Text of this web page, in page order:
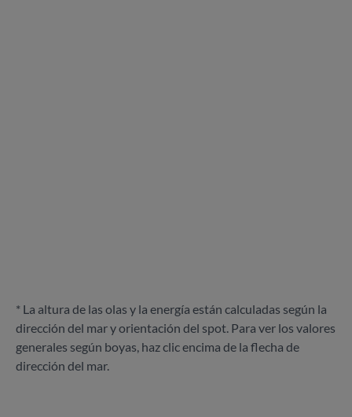
* La altura de las olas y la energía están calculadas según la
dirección del mar y orientación del spot. Para ver los valores
generales según boyas, haz clic encima de la flecha de
dirección del mar.